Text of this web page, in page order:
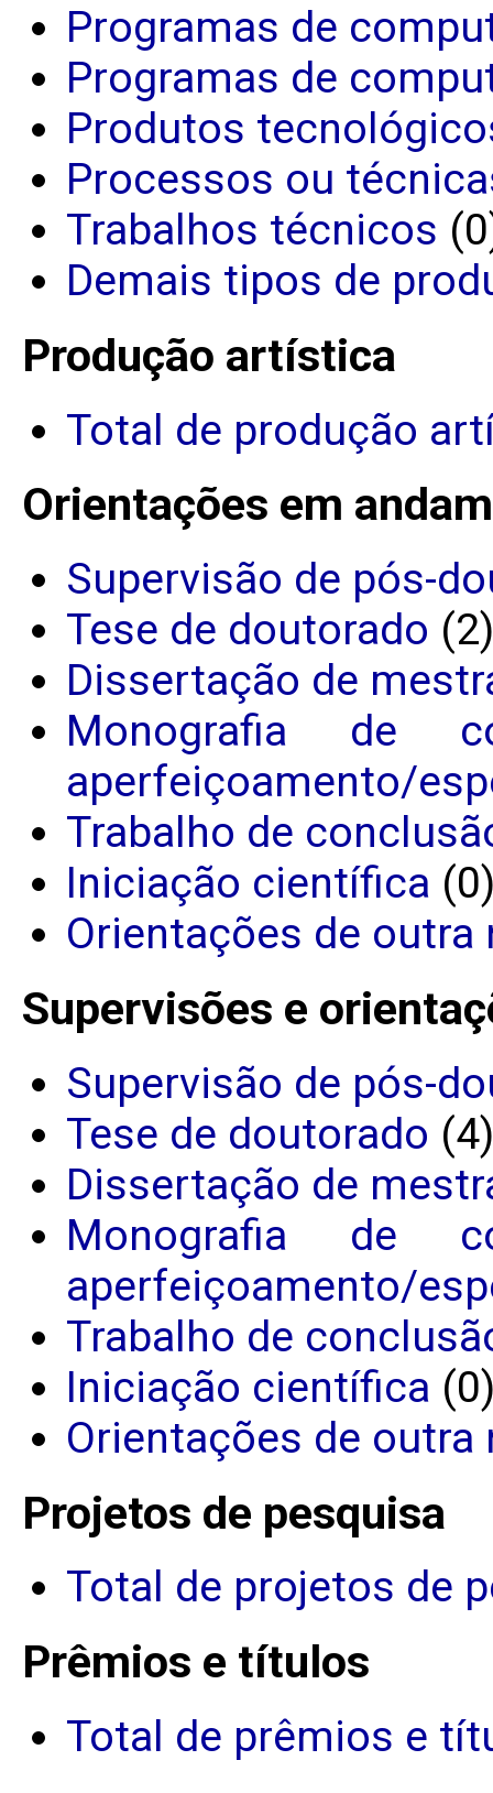
Programas de
Programas de
Produtos
Processos ou
Trabalhos técnicos
Demais tipos de
Produção artística
Total de produção
Orientações em
Supervisão de pós-
Tese de doutorado (2)
Dissertação de
Monografia de
aperfeiçoamento/
Trabalho de
Iniciação científica
Orientações de outra
Supervisões e
Supervisão de pós-
Tese de doutorado (4)
Dissertação de
Monografia de
aperfeiçoamento/
Trabalho de
Iniciação científica
Orientações de outra
Projetos de pesquisa
Total de projetos de
Prêmios e títulos
Total de prêmios e